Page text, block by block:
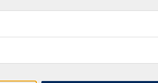
ich selber eigentlich KI?